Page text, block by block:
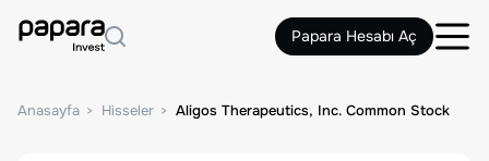
Papara Hesabı Aç
Anasayfa Hisseler Aligos Therapeutics, Inc. Common Stock